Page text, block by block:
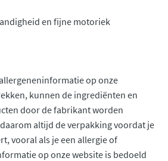
en fijne motoriek
op onze
kunnen de ingrediënten en
door de fabrikant worden
altijd de verpakking voordat je
vooral als je een allergie of
op onze website is bedoeld